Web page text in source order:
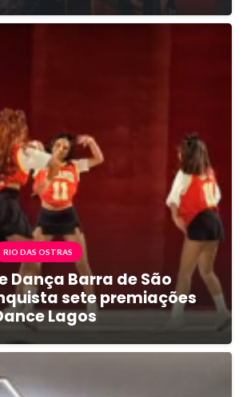
RIO DAS OSTRAS
Dança Barra de São
sete premiações
Lagos